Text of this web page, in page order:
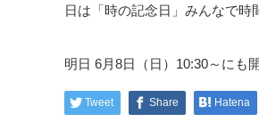
日は「時の記念日」みんなで時
明日 6月8日（日）10:30～にも
Tweet Share Hatena